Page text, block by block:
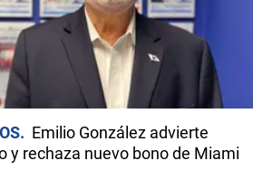
Emilio González advierte
y rechaza nuevo bono de Miami